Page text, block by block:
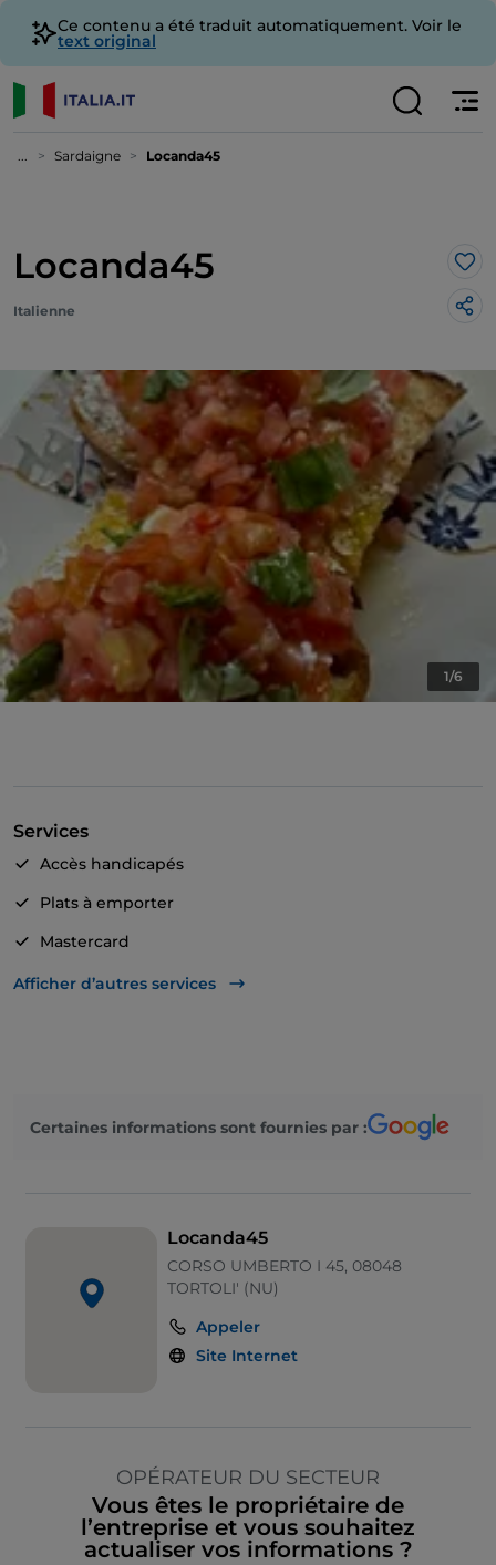
Ce contenu a été traduit automatiquement. Voir le
text original
... Sardaigne Locanda45
Locanda45
Italienne
1/6
Services
Accès handicapés
Plats à emporter
Mastercard
Visa
Salle de bain pour personnes à mobilité réduite
Afficher d’autres services
Certaines informations sont fournies par :
Locanda45
CORSO UMBERTO I 45, 08048
TORTOLI' (NU)
Appeler
Site Internet
OPÉRATEUR DU SECTEUR
Vous êtes le propriétaire de
l’entreprise et vous souhaitez
actualiser vos informations ?